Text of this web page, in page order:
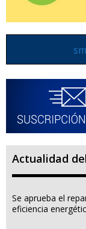
Actualidad
Se aprueba el
eficiencia